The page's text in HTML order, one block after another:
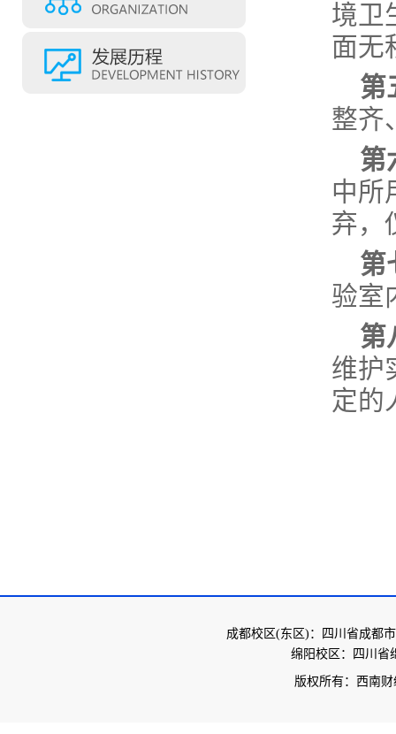
境卫
面无
第
整齐
第
中所
弃，
第
验室
第
维护
定的
成都校区(东区)：四川省成都
绵阳校区：四川省
版权所有：西南